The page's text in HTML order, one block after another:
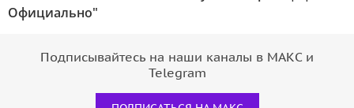
Официально"
Подписывайтесь на наши каналы в МАКС и
Telegram